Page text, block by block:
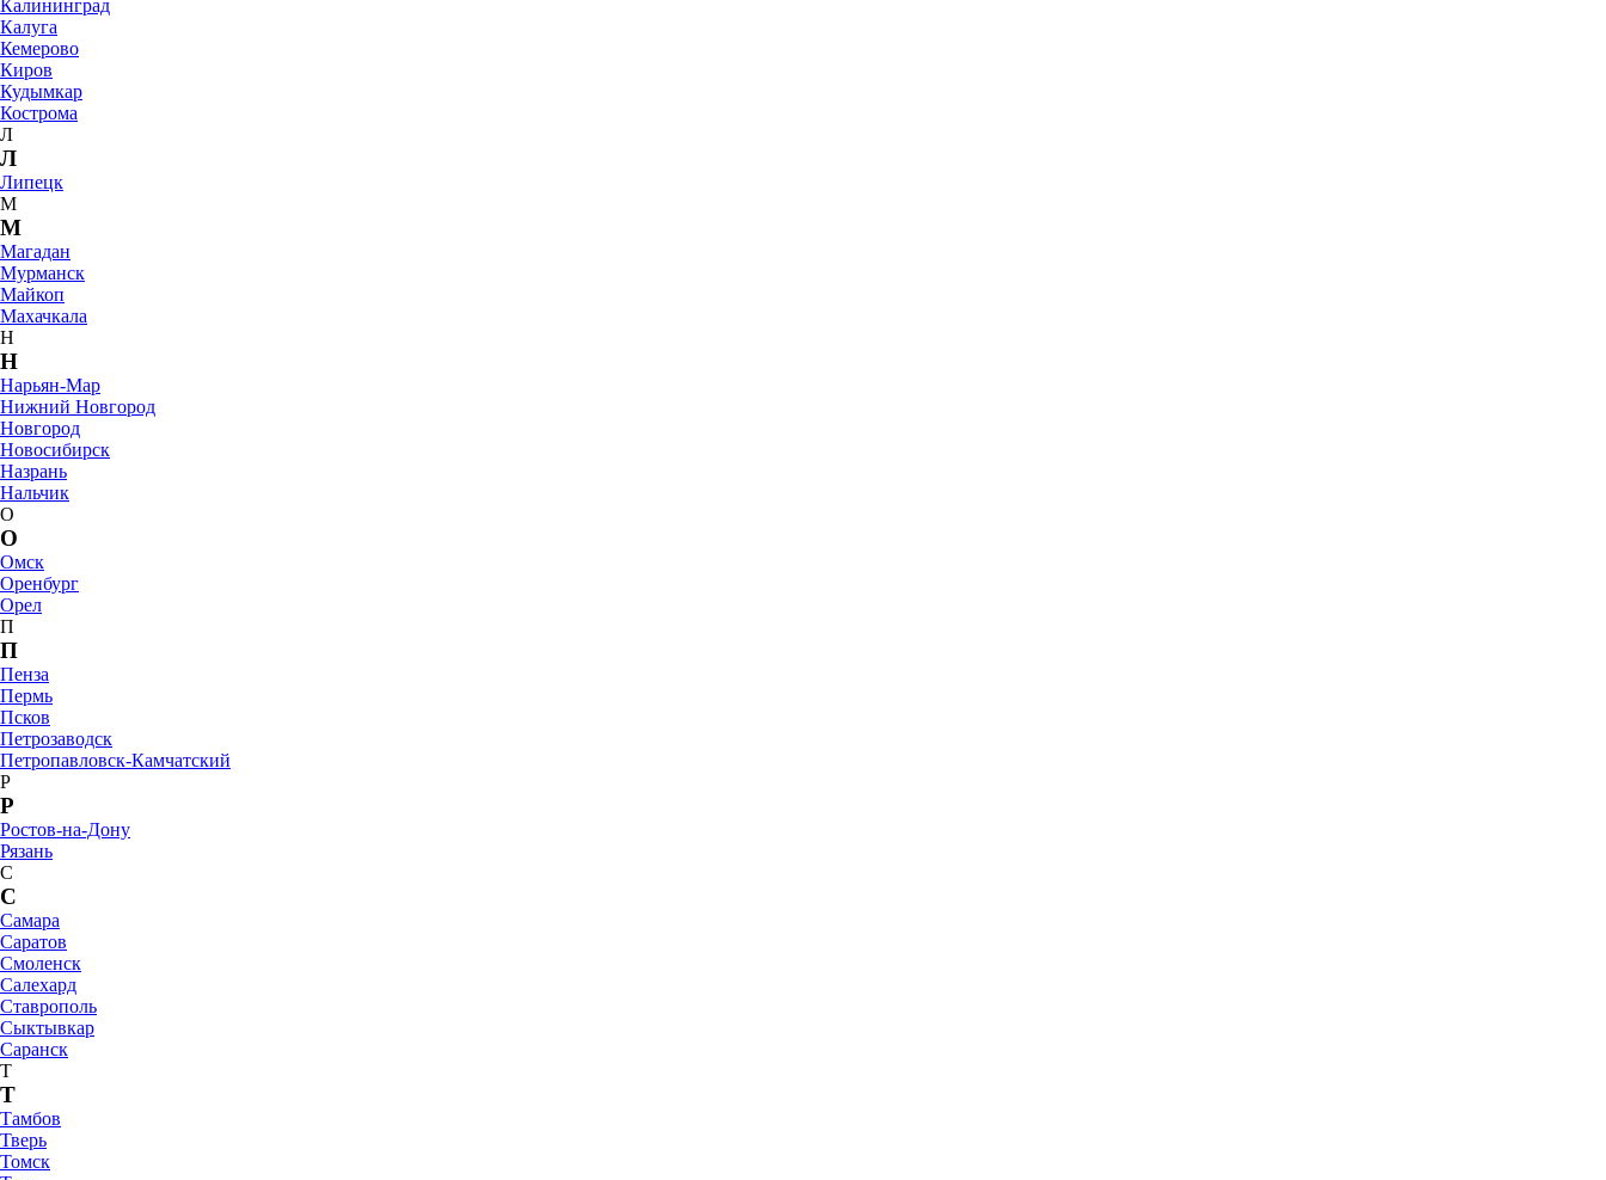
Калининград
Калуга
Кемерово
Киров
Кудымкар
Кострома
Л
Л
Липецк
М
М
Магадан
Мурманск
Майкоп
Махачкала
Н
Н
Нарьян-Мар
Нижний Новгород
Новгород
Новосибирск
Назрань
Нальчик
О
О
Омск
Оренбург
Орел
П
П
Пенза
Пермь
Псков
Петрозаводск
Петропавловск-Камчатский
Р
Р
Ростов-на-Дону
Рязань
С
С
Самара
Саратов
Смоленск
Салехард
Ставрополь
Сыктывкар
Саранск
Т
Т
Тамбов
Тверь
Томск